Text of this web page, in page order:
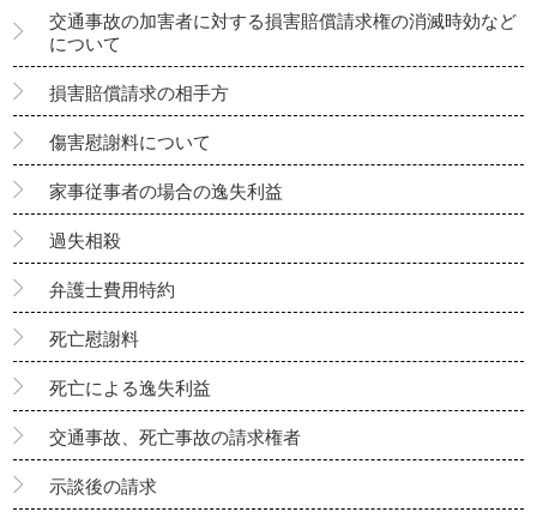
交通事故の加害者に対する損害賠償請求権の消滅時効など
について
損害賠償請求の相手方
傷害慰謝料について
家事従事者の場合の逸失利益
過失相殺
弁護士費用特約
死亡慰謝料
死亡による逸失利益
交通事故、死亡事故の請求権者
示談後の請求